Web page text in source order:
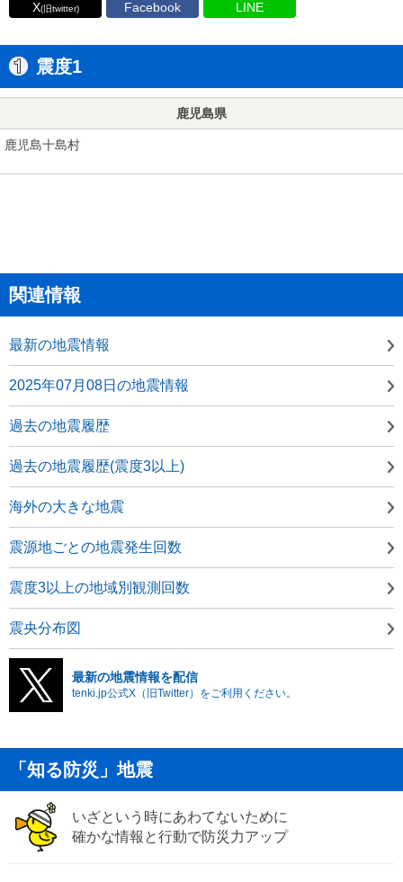
X(旧twitter) Facebook LINE
震度1
鹿児島県
鹿児島十島村
関連情報
最新の地震情報
2025年07月08日の地震情報
過去の地震履歴
過去の地震履歴(震度3以上)
海外の大きな地震
震源地ごとの地震発生回数
震度3以上の地域別観測回数
震央分布図
最新の地震情報を配信
tenki.jp公式X（旧Twitter）をご利用ください。
「知る防災」地震
いざという時にあわてないために
確かな情報と行動で防災力アップ